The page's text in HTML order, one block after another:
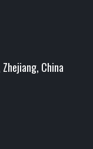
Zhejiang, China